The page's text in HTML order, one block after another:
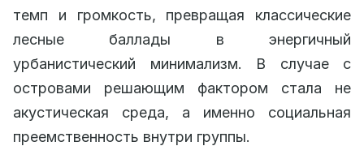
темп и громкость, превращая классические
лесные баллады в энергичный
урбанистический минимализм. В случае с
островами решающим фактором стала не
акустическая среда, а именно социальная
преемственность внутри группы.